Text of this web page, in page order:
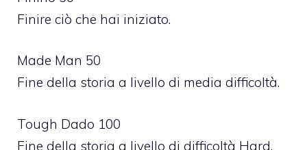
Finire ciò che hai iniziato.
Made Man 50
Fine della storia a livello di media difficoltà.
Tough Dado 100
Fine della storia a livello di difficoltà Hard.